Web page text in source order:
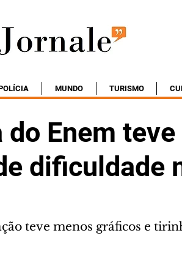
MUNDO TURISMO
Enem
dificuldade
teve menos gráficos e